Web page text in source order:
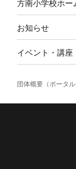
象:
すぎなみ地域コム
すぎなみ協働プ
すぎなみ地域大学